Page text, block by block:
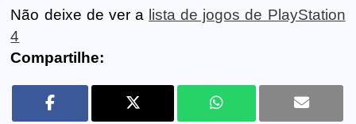
Não deixe de ver a lista de jogos de PlayStation
4
Compartilhe: